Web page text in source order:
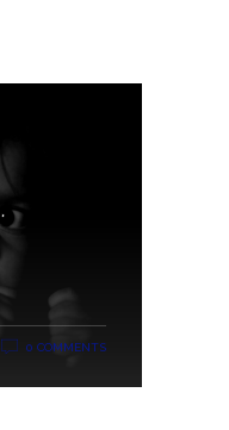
0 COMMENTS